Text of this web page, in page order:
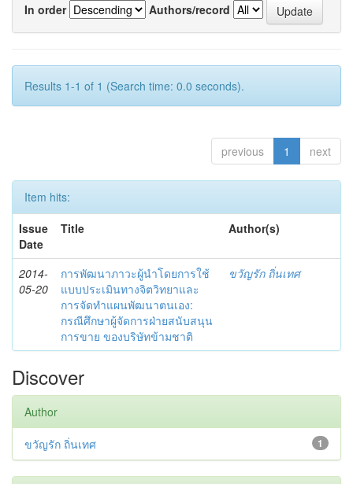
In order
Authors/record
Results 1-1 of 1 (Search time: 0.0 seconds).
previous 1 next
Item hits:
Issue
Date
Title Author(s)
2014-
05-20
การพัฒนาภาวะผู้นำโดยการใช้
แบบประเมินทางจิตวิทยาและ
การจัดทำแผนพัฒนาตนเอง:
กรณีศึกษาผู้จัดการฝ่ายสนับสนุน
การขาย ของบริษัทข้ามชาติ
ขวัญรัก ถิ่นเทศ
Discover
Author
1
ขวัญรัก ถิ่นเทศ